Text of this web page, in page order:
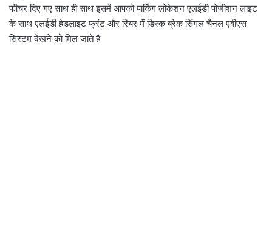
फीचर दिए गए साथ ही साथ इसमें आपको पार्किंग लोकेशन एलईडी पोजीशन लाइट
के साथ एलईडी हेडलाइट फ्रंट और रियर में डिस्क ब्रेक सिंगल चैनल एबीएस
सिस्टम देखने को मिल जाते हैं